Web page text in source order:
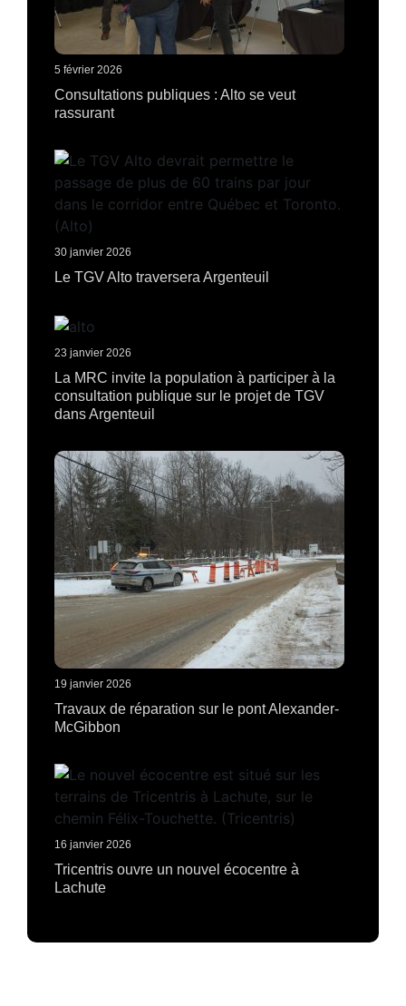
5 février 2026
Consultations publiques : Alto se veut
rassurant
30 janvier 2026
Le TGV Alto traversera Argenteuil
23 janvier 2026
La MRC invite la population à participer à la
consultation publique sur le projet de TGV
dans Argenteuil
19 janvier 2026
Travaux de réparation sur le pont Alexander-
McGibbon
16 janvier 2026
Tricentris ouvre un nouvel écocentre à
Lachute